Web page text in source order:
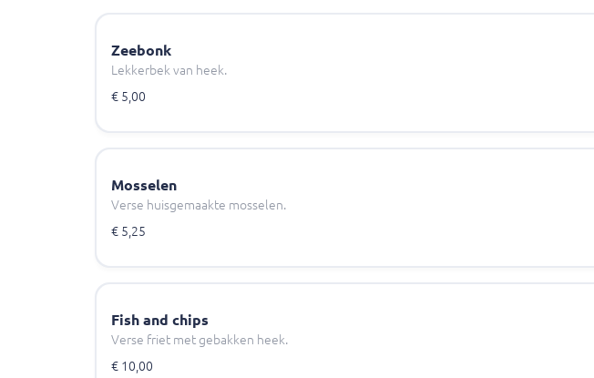
Zeebonk
Lekkerbek van heek.
€ 5,00
Mosselen
Verse huisgemaakte mosselen.
€ 5,25
Fish and chips
Verse friet met gebakken heek.
€ 10,00